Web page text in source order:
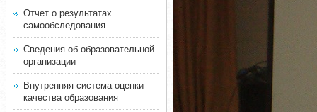
Отчет о результатах
самообследования
Сведения об образовательной
организации
Внутренняя система оценки
качества образования